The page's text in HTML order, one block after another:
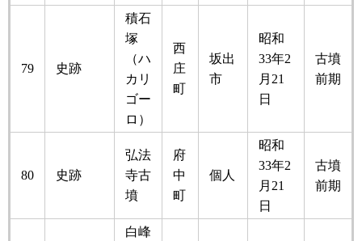
79 史跡
積石
塚
（ハ
カリ
ゴー
ロ）
西
庄
町
坂出
市
昭和
33年2
月21
日
古墳
前期
80 史跡
弘法
寺古
墳
府
中
町
個人
昭和
33年2
月21
日
古墳
前期
白峰